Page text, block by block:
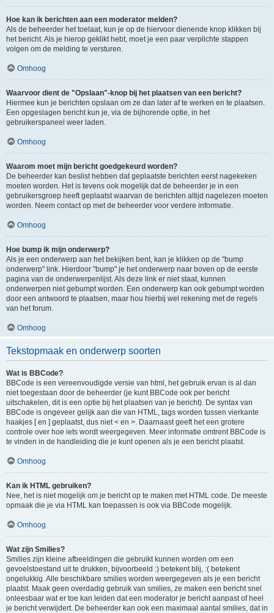
Hoe kan ik berichten aan een moderator melden?
Als de beheerder het toelaat, kun je op de hiervoor dienende knop klikken bij
het bericht. Als je hierop geklikt hebt, moet je een paar verplichte stappen
volgen om de melding te versturen.
Omhoog
Waarvoor dient de "Opslaan"-knop bij het plaatsen van een bericht?
Hiermee kun je berichten opslaan om ze dan later af te werken en te plaatsen.
Een opgeslagen bericht kun je, via de bijhorende optie, in het
gebruikerspaneel weer laden.
Omhoog
Waarom moet mijn bericht goedgekeurd worden?
De beheerder kan beslist hebben dat geplaatste berichten eerst nagekeken
moeten worden. Het is tevens ook mogelijk dat de beheerder je in een
gebruikersgroep heeft geplaatst waarvan de berichten altijd nagelezen moeten
worden. Neem contact op met de beheerder voor verdere informatie.
Omhoog
Hoe bump ik mijn onderwerp?
Als je een onderwerp aan het bekijken bent, kan je klikken op de "bump
onderwerp" link. Hierdoor "bump" je het onderwerp naar boven op de eerste
pagina van de onderwerpenlijst. Als deze link er niet staat, kunnen
onderwerpen niet gebumpt worden. Een onderwerp kan ook gebumpt worden
door een antwoord te plaatsen, maar hou hierbij wel rekening met de regels
van het forum.
Omhoog
Tekstopmaak en onderwerp soorten
Wat is BBCode?
BBCode is een vereenvoudigde versie van html, het gebruik ervan is al dan
niet toegestaan door de beheerder (je kunt BBCode ook per bericht
uitschakelen, dit is een optie bij het plaatsen van je bericht). De syntax van
BBCode is ongeveer gelijk aan die van HTML, tags worden tussen vierkante
haakjes [ en ] geplaatst, dus niet < en >. Daarnaast geeft het een grotere
controle over hoe iets wordt weergegeven. Meer informatie omtrent BBCode is
te vinden in de handleiding die je kunt openen als je een bericht plaatst.
Omhoog
Kan ik HTML gebruiken?
Nee, het is niet mogelijk om je bericht op te maken met HTML code. De meeste
opmaak die je via HTML kan toepassen is ook via BBCode mogelijk.
Omhoog
Wat zijn Smilies?
Smilies zijn kleine afbeeldingen die gebruikt kunnen worden om een
gevoelstoestand uit te drukken, bijvoorbeeld :) betekent blij, :( betekent
ongelukkig. Alle beschikbare smilies worden weergegeven als je een bericht
plaatst. Maak geen overdadig gebruik van smilies, ze maken een bericht snel
onleesbaar wat er toe kan leiden dat een moderator je bericht aanpast of heel
je bericht verwijdert. De beheerder kan ook een maximaal aantal smilies, dat in